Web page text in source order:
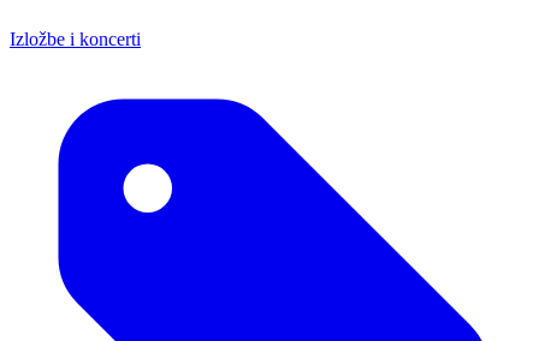
Izložbe i koncerti